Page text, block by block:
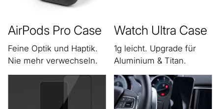
AirPods Pro Case
Feine Optik und Haptik.
Nie mehr verwechseln.
Watch Ultra Case
1g leicht. Upgrade für
Aluminium & Titan.